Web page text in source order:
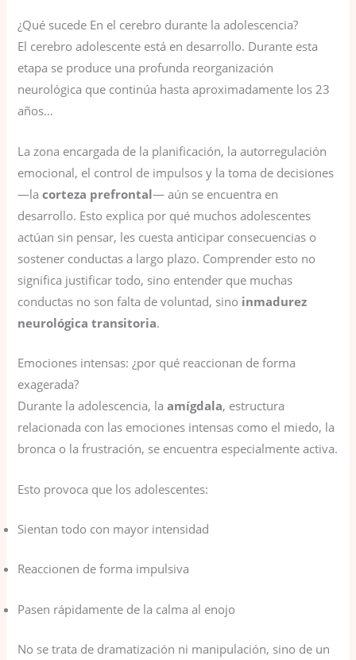
¿Qué sucede En el cerebro durante la adolescencia?
El cerebro adolescente está en desarrollo. Durante esta
etapa se produce una profunda reorganización
neurológica que continúa hasta aproximadamente los 23
años…
La zona encargada de la planificación, la autorregulación
emocional, el control de impulsos y la toma de decisiones
—lacorteza prefrontal— aún se encuentra en
desarrollo. Esto explica por qué muchos adolescentes
actúan sin pensar, les cuesta anticipar consecuencias o
sostener conductas a largo plazo. Comprender esto no
significa justificar todo, sino entender que muchas
conductas no son falta de voluntad, sino inmadurez
neurológica transitoria.
Emociones intensas: ¿por qué reaccionan de forma
exagerada?
Durante la adolescencia, laamígdala, estructura
relacionada con las emociones intensas como el miedo, la
bronca o la frustración, se encuentra especialmente activa.
Esto provoca que los adolescentes:
Sientan todo con mayor intensidad
Reaccionen de forma impulsiva
Pasen rápidamente de la calma al enojo
No se trata de dramatización ni manipulación, sino de un